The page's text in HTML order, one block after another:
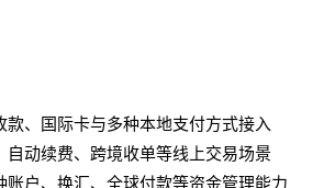
款、国际卡与多种本地支付方式接入
自动续费、跨境收单等线上交易场景
账户、换汇、全球付款等资金管理能力